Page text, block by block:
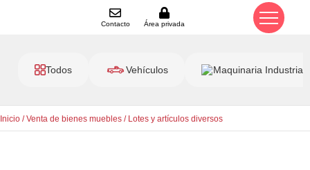
Contacto Área privada
Todos Vehículos Maquinaria Industrial
Inicio /Venta de bienes muebles / Lotes y artículos diversos